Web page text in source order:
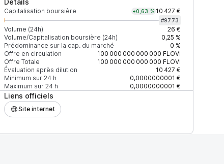
Détails
Capitalisation boursière +0,63 % 10 427 €
#9773
Volume (24h)
26 €
Volume/Capitalisation boursière (24h)
0,25 %
Prédominance sur la cap. du marché
0 %
Offre en circulation
100 000 000 000 000 FLOVI
Offre Totale
100 000 000 000 000 FLOVI
Évaluation après dilution
10 427 €
Minimum sur 24 h
0,0000000001 €
Maximum sur 24 h
0,0000000001 €
Liens officiels
Site internet
+2% depth